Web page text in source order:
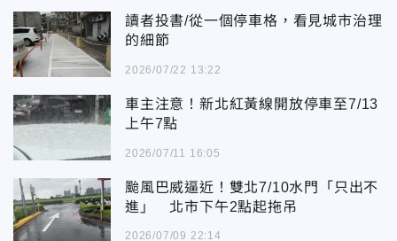
讀者投書/從一個停車格，看見城市治理
的細節
2026/07/22 13:22
車主注意！新北紅黃線開放停車至7/13
上午7點
2026/07/11 16:05
颱風巴威逼近！雙北7/10水門「只出不
進」 北市下午2點起拖吊
2026/07/09 22:14